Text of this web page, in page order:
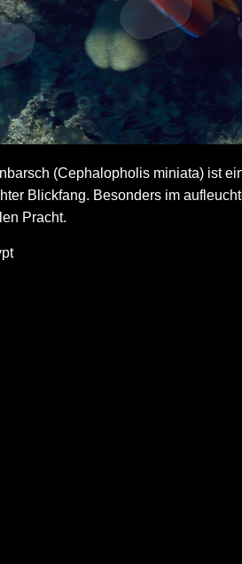
(Cephalopholis miniata) ist
Blickfang. Besonders im
Pracht.